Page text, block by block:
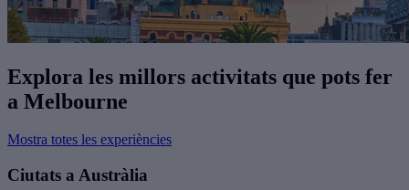
Explora les millors activitats que pots fer
a Melbourne
Mostra totes les experiències
Ciutats a Austràlia